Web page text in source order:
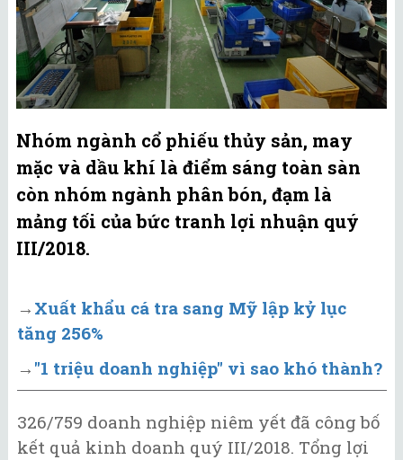
Nhóm ngành cổ phiếu thủy sản, may
mặc và dầu khí là điểm sáng toàn sàn
còn nhóm ngành phân bón, đạm là
mảng tối của bức tranh lợi nhuận quý
III/2018.
→ Xuất khẩu cá tra sang Mỹ lập kỷ lục
tăng 256%
→ "1 triệu doanh nghiệp" vì sao khó thành?
326/759 doanh nghiệp niêm yết đã công bố
kết quả kinh doanh quý III/2018. Tổng lợi